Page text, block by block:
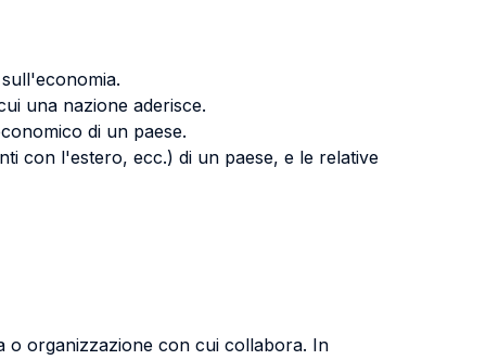
una nazione aderisce.
di un paese.
con l'estero, ecc.) di un paese, e le relative
o organizzazione con cui collabora. In